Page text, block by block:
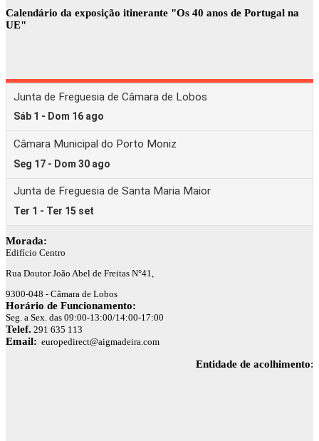
Calendário da exposição itinerante "Os 40 anos de Portugal na
UE"
Morada:
Edifício Centro
Rua Doutor João Abel de Freitas N°41,
9300-048 - Câmara de Lobos
Horário de Funcionamento:
Seg. a Sex. das 09:00-13:00/14:00-17:00
Telef. 291 635 113
Email: europedirect@aigmadeira.com
Entidade de acolhimento: